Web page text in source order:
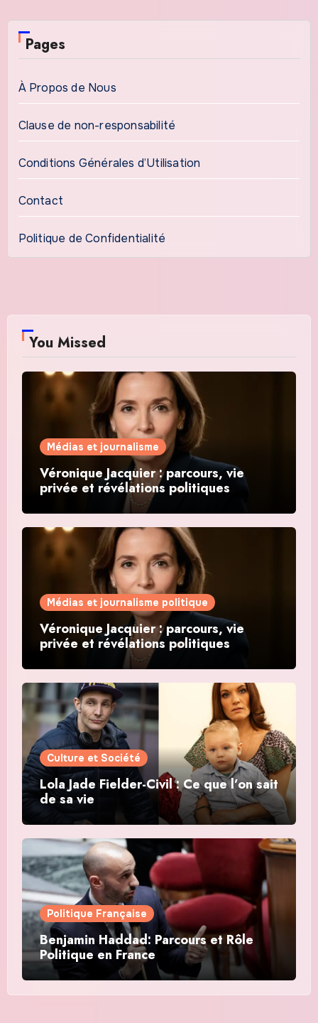
Pages
À Propos de Nous
Clause de non-responsabilité
Conditions Générales d’Utilisation
Contact
Politique de Confidentialité
You Missed
Médias et journalisme
Véronique Jacquier : parcours, vie
privée et révélations politiques
Médias et journalisme politique
Véronique Jacquier : parcours, vie
privée et révélations politiques
Culture et Société
Lola Jade Fielder-Civil : Ce que l’on sait
de sa vie
Politique Française
Benjamin Haddad: Parcours et Rôle
Politique en France